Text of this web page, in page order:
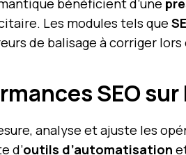
bénéficient d’une
Les modules tels que
de balisage à corriger lors
SEO sur
analyse et ajuste les
d’outils d’automatisation